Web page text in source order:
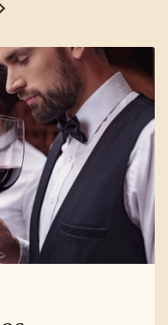
Nächste Folie